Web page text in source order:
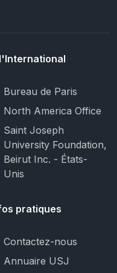
Bureau de Paris
North America Office
Saint Joseph
University Foundation,
Beirut Inc. - États-
Unis
pratiques
Contactez-nous
Annuaire USJ